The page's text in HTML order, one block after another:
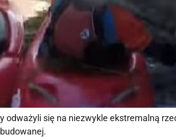
odważyli się na niezwykle ekstremalną